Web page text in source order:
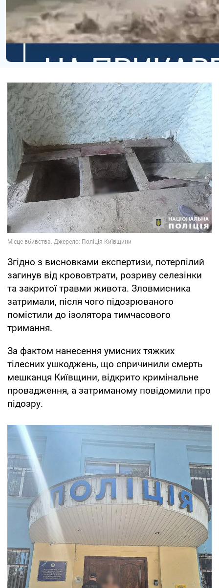
Згідно з висновками експертизи, потерпілий
загинув від крововтрати, розриву селезінки
та закритої травми живота. Зловмисника
затримали, після чого підозрюваного
помістили до ізолятора тимчасового
тримання.
За фактом нанесення умисних тяжких
тілесних ушкоджень, що спричинили смерть
мешканця Київщини, відкрито кримінальне
провадження, а затриманому повідомили про
підозру.